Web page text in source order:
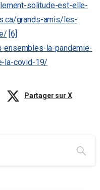
solitude-est-elle-
grands-amis/les-
[6]
la-pandemie-
la-covid-19/
Partager sur X